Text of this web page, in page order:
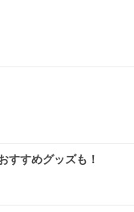
状悪化や洗濯物など対
倍(速報値)
すすめグッズも！